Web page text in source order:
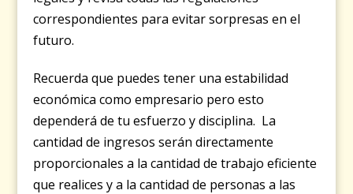
correspondientes para evitar sorpresas en el
futuro.
Recuerda que puedes tener una estabilidad
económica como empresario pero esto
dependerá de tu esfuerzo y disciplina. La
cantidad de ingresos serán directamente
proporcionales a la cantidad de trabajo eficiente
que realices y a la cantidad de personas a las